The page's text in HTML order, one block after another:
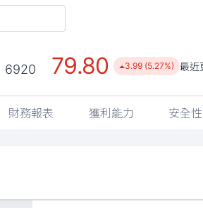
6920 79.80 3.99 (5.27%) 最近
財務報表 獲利能力 安全